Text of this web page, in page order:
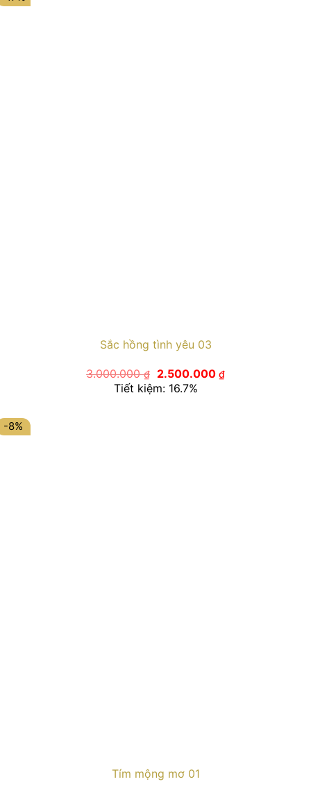
Sắc hồng tình yêu 03
3.000.000₫
Giá
gốc
là:
2.500.000 ₫Giá
hiện
Tiết kiệm: 16.7%
-8%
Tím mộng mơ 01